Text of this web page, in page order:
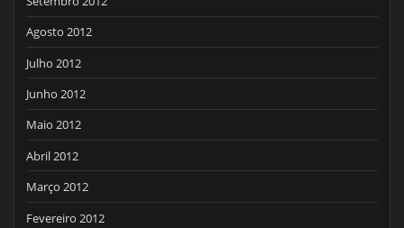
Agosto 2012
Julho 2012
Junho 2012
Maio 2012
Abril 2012
Março 2012
Fevereiro 2012